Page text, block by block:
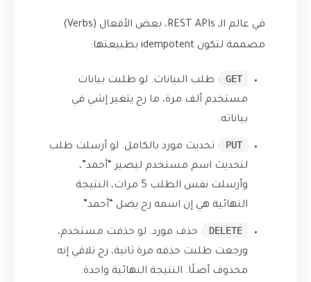
في عالم الـ REST APIs، بعض الأفعال (Verbs)
مصممة لتكون idempotent بطبيعتها:
GET : طلب البيانات. لو طلبت بيانات
مستخدم ألف مرة، ما رح يتغير إشي في
بياناته.
PUT
: تحديث مورد بالكامل. لو أرسلت طلب
لتحديث اسم مستخدم ليصير “أحمد”،
وأرسلت نفس الطلب 5 مرات، النتيجة
النهائية هي إن اسمه رح يضل “أحمد”.
DELETE
: حذف مورد. لو حذفت مستخدم،
ورجعت طلبت حذفه مرة ثانية، رح تلاقي إنه
محذوف أصلًا. النتيجة النهائية واحدة.